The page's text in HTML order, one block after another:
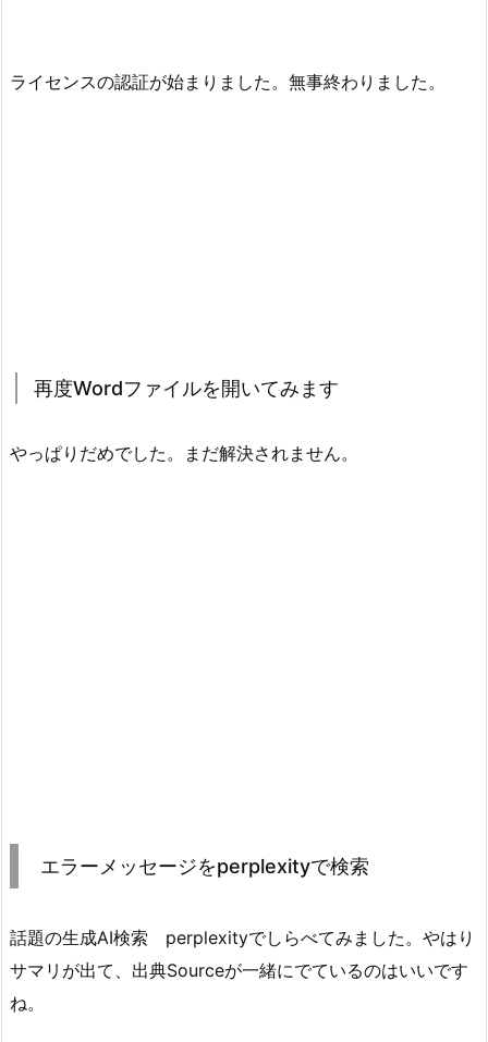
ライセンスの認証が始まりました。無事終わりました。
再度Wordファイルを開いてみます
やっぱりだめでした。まだ解決されません。
エラーメッセージをperplexityで検索
話題の生成AI検索 perplexityでしらべてみました。やはり
サマリが出て、出典Sourceが一緒にでているのはいいです
ね。